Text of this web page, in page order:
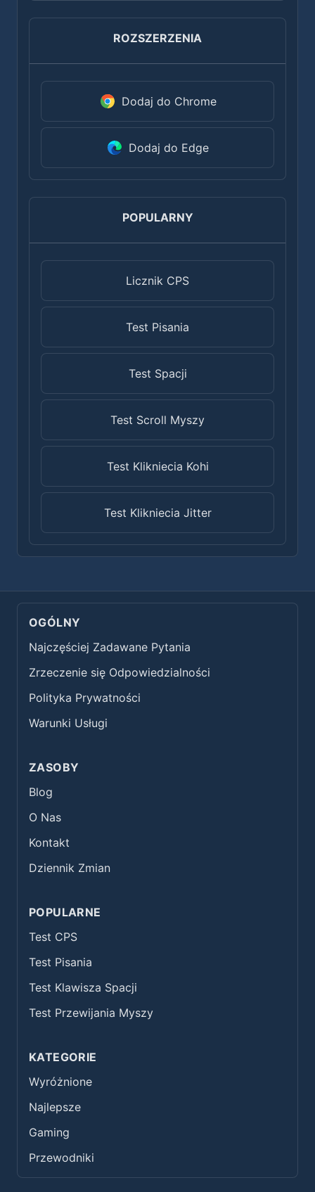
ROZSZERZENIA
Dodaj do Chrome
Dodaj do Edge
POPULARNY
Licznik CPS
Test Pisania
Test Spacji
Test Scroll Myszy
Test Klikniecia Kohi
Test Klikniecia Jitter
OGÓLNY
Najczęściej Zadawane Pytania
Zrzeczenie się Odpowiedzialności
Polityka Prywatności
Warunki Usługi
ZASOBY
Blog
O Nas
Kontakt
Dziennik Zmian
POPULARNE
Test CPS
Test Pisania
Test Klawisza Spacji
Test Przewijania Myszy
KATEGORIE
Wyróżnione
Najlepsze
Gaming
Przewodniki